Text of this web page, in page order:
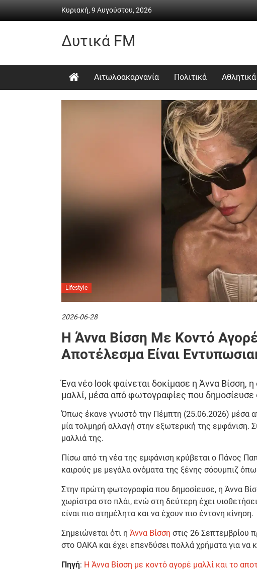
Κυριακή, 9 Αυγούστου, 2026
Δυτικά FM
Καθημερινή
Αιτωλοακαρνανία Πολιτικά Αθλητικά
Lifestyle
2026-06-28
Η Άννα Βίσση Με Κοντό
Αποτέλεσμα Είναι
Ένα νέο look φαίνεται δοκίμασε η Άννα Βίσση,
μαλλί, μέσα από φωτογραφίες που
Όπως έκανε γνωστό την Πέμπτη (25.06.2026) μέσα
μία τολμηρή αλλαγή στην εξωτερική της εμφάνιση.
μαλλιά της.
Πίσω από τη νέα της εμφάνιση κρύβεται ο Πάνος
καιρούς με μεγάλα ονόματα της ξένης σόουμπιζ
Στην πρώτη φωτογραφία που δημοσίευσε, η Άννα
χωρίστρα στο πλάι, ενώ στη δεύτερη έχει
είναι πιο ατημέλητα και να έχουν πιο έντονη κίνηση.
Σημειώνεται ότι η Άννα Βίσση στις 26 Σεπτεμβρίου
στο ΟΑΚΑ και έχει επενδύσει πολλά χρήματα για να
Πηγή: Η Άννα Βίσση με κοντό αγορέ μαλλί και το